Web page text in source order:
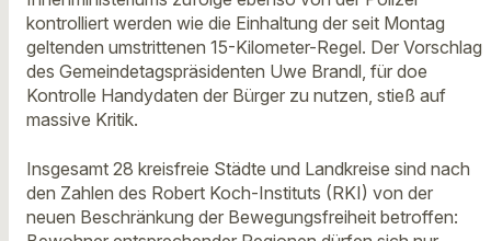
kontrolliert werden wie die Einhaltung der seit Montag
geltenden umstrittenen 15-Kilometer-Regel. Der Vorschlag
des Gemeindetagspräsidenten Uwe Brandl, für doe
Kontrolle Handydaten der Bürger zu nutzen, stieß auf
massive Kritik.
Insgesamt 28 kreisfreie Städte und Landkreise sind nach
den Zahlen des Robert Koch-Instituts (RKI) von der
neuen Beschränkung der Bewegungsfreiheit betroffen: